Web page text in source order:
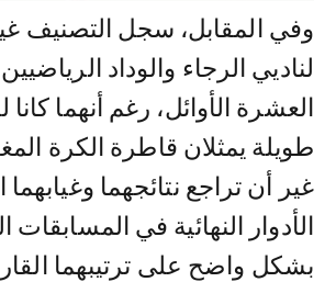
وفي المقابل، سجل التصنيف
لناديي الرجاء والوداد
العشرة الأوائل، رغم أنهما
طويلة يمثلان قاطرة الكرة
غير أن تراجع نتائجهما
الأدوار النهائية في المسابقات
بشكل واضح على ترتيبهما